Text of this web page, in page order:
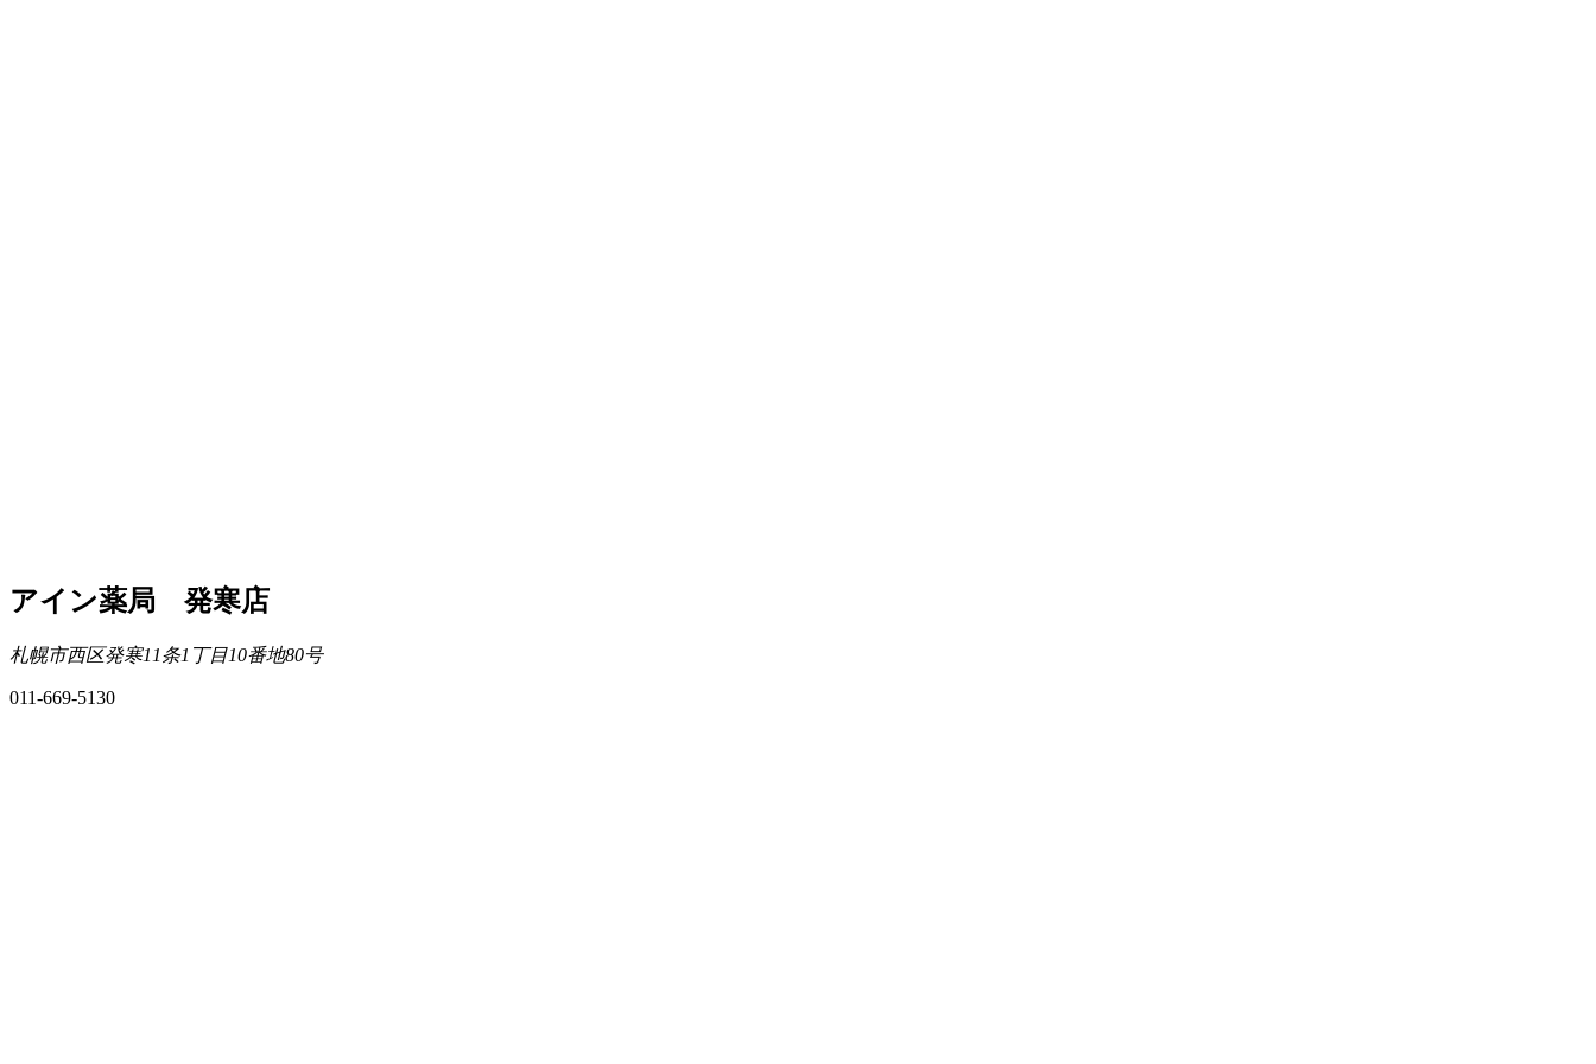
アイン薬局 発寒店
札幌市西区発寒11条1丁目10番地80号
011-669-5130